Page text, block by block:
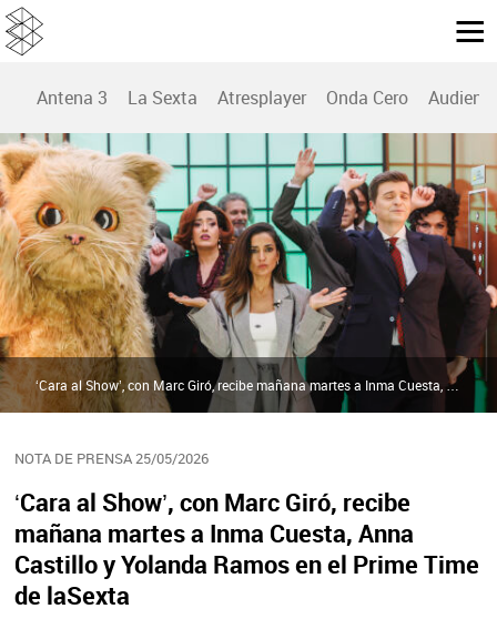
Antena 3 La Sexta Atresplayer Onda Cero
NOTA DE PRENSA 25/05/2026
‘Cara al Show’, con Marc Giró, recibe
mañana martes a Inma Cuesta, Anna
Castillo y Yolanda Ramos en el Prime Time
de laSexta
‘Cara al Show’, con Marc Giró, recibe mañana martes a Inma Cuesta, Anna Castillo y Yolanda Ramos en el Prime Time de laSexta | Atresmedia